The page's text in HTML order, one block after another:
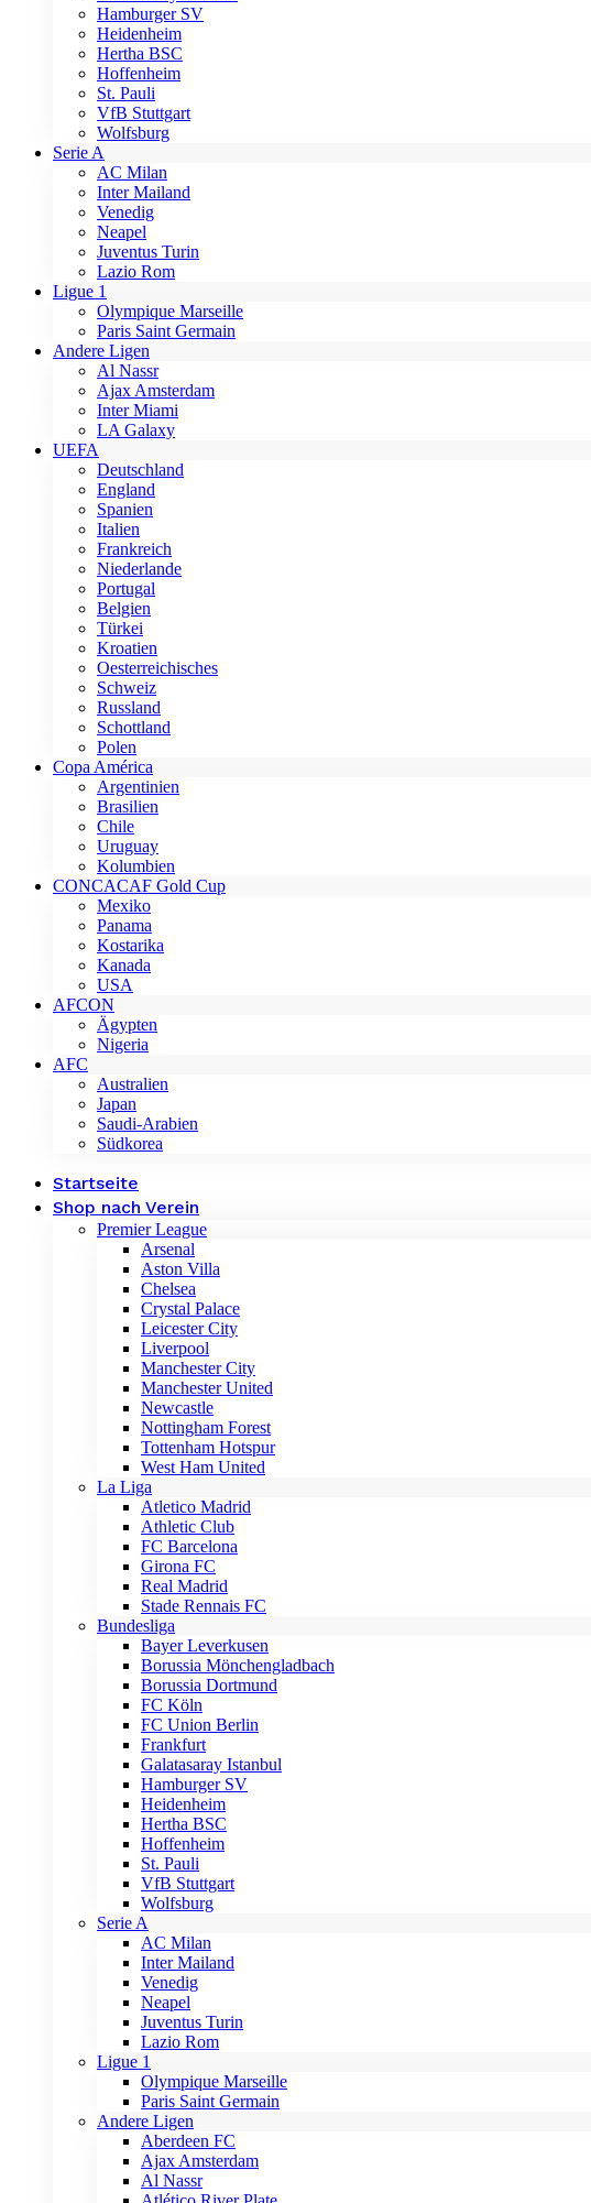
Hamburger SV
Heidenheim
Hertha BSC
Hoffenheim
St. Pauli
VfB Stuttgart
Wolfsburg
Serie A
AC Milan
Inter Mailand
Venedig
Neapel
Juventus Turin
Lazio Rom
Ligue 1
Olympique Marseille
Paris Saint Germain
Andere Ligen
Al Nassr
Ajax Amsterdam
Inter Miami
LA Galaxy
UEFA
Deutschland
England
Spanien
Italien
Frankreich
Niederlande
Portugal
Belgien
Türkei
Kroatien
Oesterreichisches
Schweiz
Russland
Schottland
Polen
Copa América
Argentinien
Brasilien
Chile
Uruguay
Kolumbien
CONCACAF Gold Cup
Mexiko
Panama
Kostarika
Kanada
USA
AFCON
Ägypten
Nigeria
AFC
Australien
Japan
Saudi-Arabien
Südkorea
Startseite
Shop nach Verein
Premier League
Arsenal
Aston Villa
Chelsea
Crystal Palace
Leicester City
Liverpool
Manchester City
Manchester United
Newcastle
Nottingham Forest
Tottenham Hotspur
West Ham United
La Liga
Atletico Madrid
Athletic Club
FC Barcelona
Girona FC
Real Madrid
Stade Rennais FC
Bundesliga
Bayer Leverkusen
Borussia Mönchengladbach
Borussia Dortmund
FC Köln
FC Union Berlin
Frankfurt
Galatasaray Istanbul
Hamburger SV
Heidenheim
Hertha BSC
Hoffenheim
St. Pauli
VfB Stuttgart
Wolfsburg
Serie A
AC Milan
Inter Mailand
Venedig
Neapel
Juventus Turin
Lazio Rom
Ligue 1
Olympique Marseille
Paris Saint Germain
Andere Ligen
Aberdeen FC
Ajax Amsterdam
Al Nassr